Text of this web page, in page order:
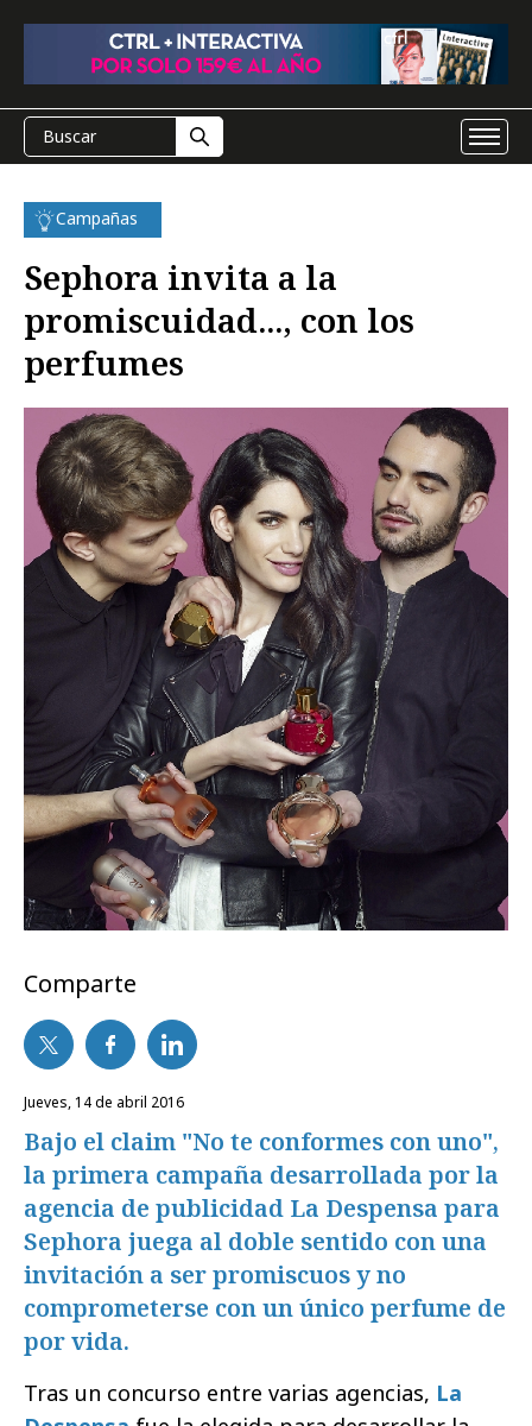
Campañas
Sephora invita a la
promiscuidad..., con los
perfumes
Comparte
jueves, 14 de abril 2016
Bajo el claim "No te conformes con uno",
la primera campaña desarrollada por la
agencia de publicidad La Despensa para
Sephora juega al doble sentido con una
invitación a ser promiscuos y no
comprometerse con un único perfume de
por vida.
Tras un concurso entre varias agencias, La